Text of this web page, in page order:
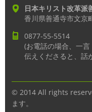
日本キリスト改革派
香川県善通寺市文京
0877-55-5514
(お電話の場合、一
伝えくださると、話
© 2014 All rights
ます。